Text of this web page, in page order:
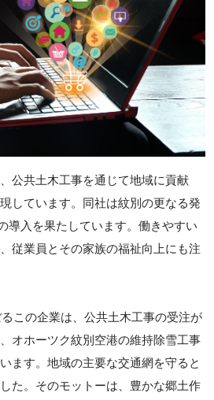
公共土木工事を通じて地域に貢献
しています。同社は紋別の更なる発
導入を果たしています。働きやすい
従業員とその家族の福祉向上にも注
この企業は、公共土木工事の受注が
オホーツク紋別空港の維持除雪工事
ます。地域の主要な交通網を守ると
た。そのモットーは、豊かな郷土作